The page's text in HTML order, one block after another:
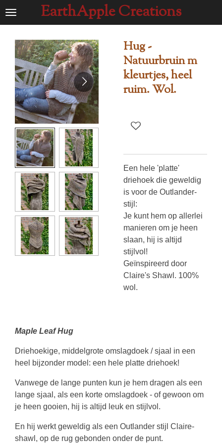
Ga
hoofdinhoud
EarthApple Creations
Hug -
Natuurbruin m
kleurtjes, heel
ruim. Wol.
Een hele 'platte'
driehoek die geweldig
is voor de Outlander-
stijl:
Je kunt hem op allerlei
manieren om je heen
slaan, hij is altijd
stijlvol!
Geïnspireerd door
Claire's Shawl. 100%
wol.
Maple Leaf Hug
Driehoekige, middelgrote omslagdoek / sjaal in een
heel bijzonder model: een hele platte driehoek!
Vanwege de lange punten kun je hem dragen als een
lange sjaal, als een korte omslagdoek - of gewoon om
je heen gooien, hij is altijd leuk en stijlvol.
En hij werkt geweldig als een Outlander stijl Claire-
shawl, op de rug gebonden onder de punt.